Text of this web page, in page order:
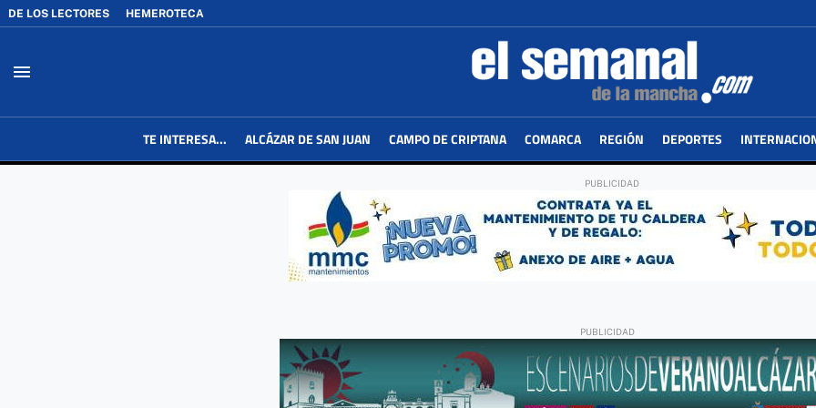
DE LOS LECTORES HEMEROTECA
menu
TE INTERESA... ALCÁZAR DE SAN JUAN CAMPO DE CRIPTANA COMARCA REGIÓN DEPORTES